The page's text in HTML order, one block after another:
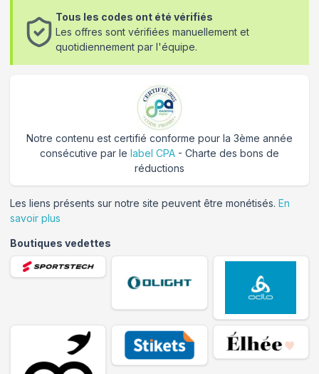
Tous les codes ont été vérifiés
Les offres sont vérifiées manuellement et
quotidiennement par l'équipe.
Notre contenu est certifié conforme pour la 3ème année
consécutive par le label CPA - Charte des bons de
réductions
Les liens présents sur notre site peuvent être monétisés. En
savoir plus
Boutiques vedettes